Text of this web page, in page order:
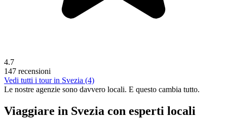
4.7
147 recensioni
Vedi tutti i tour in Svezia (4)
Le nostre agenzie sono davvero locali. E questo cambia tutto.
Viaggiare in Svezia con esperti locali